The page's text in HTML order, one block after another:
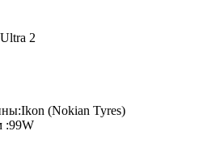
2
Ikon (Nokian Tyres)
:99W